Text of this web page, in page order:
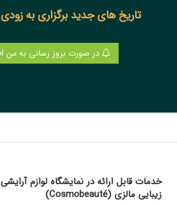
تاریخ های جدید برگزاری به
در صورت بروز رسانی به من
خدمات قابل ارائه در نمایشگاه لوازم
زیبایی مالزی (Cosmobeauté)